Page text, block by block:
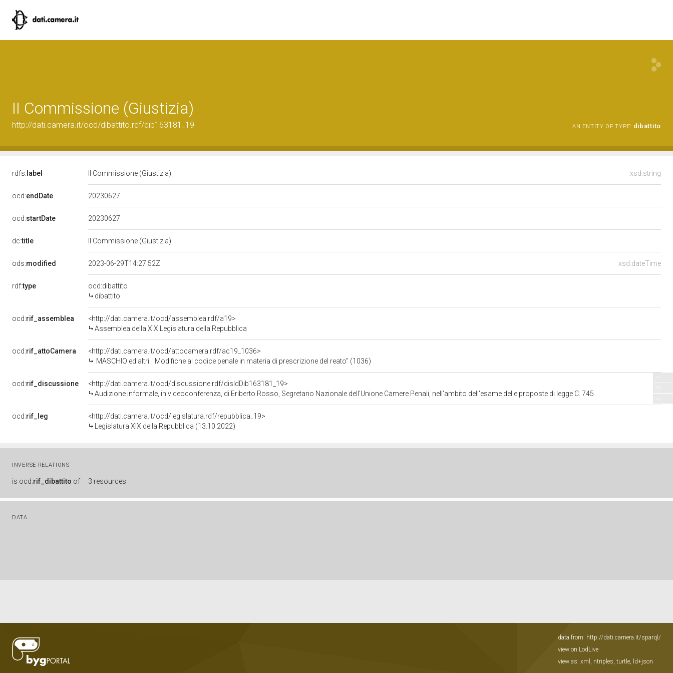
II Commissione (Giustizia)
http://dati.camera.it/ocd/dibattito.rdf/dib163181_19 AN ENTITY OF TYPE: dibattito
rdfs: label xsd:string
II Commissione (Giustizia)
ocd:endDate 20230627
ocd:startDate 20230627
dc:title II Commissione (Giustizia)
ods:modified xsd:dateTime
2023-06-29T14:27:52Z
rdf:type
ocd:dibattito
dibattito
ocd:rif_assemblea
<http://dati.camera.it/ocd/assemblea.rdf/a19>
Assemblea della XIX Legislatura della Repubblica
ocd:rif_attoCamera
<http://dati.camera.it/ocd/attocamera.rdf/ac19_1036>
MASCHIO ed altri: "Modifiche al codice penale in materia di prescrizione del reato" (1036)
ocd:rif_discussione
<http://dati.camera.it/ocd/discussione.rdf/disIdDib163181_19>
Audizione informale, in videoconferenza, di Eriberto Rosso, Segretario Nazionale dell'Unione Camere Penali, nell'ambito dell'esame delle proposte di legge C. 745
ocd:rif_leg
<http://dati.camera.it/ocd/legislatura.rdf/repubblica_19>
Legislatura XIX della Repubblica (13.10.2022)
INVERSE RELATIONS
is ocd:rif_dibattito of 3 resources
DATA
data from: http://dati.camera.it/sparql/
view on LodLive
view as: xml , ntriples, turtle, ld+json